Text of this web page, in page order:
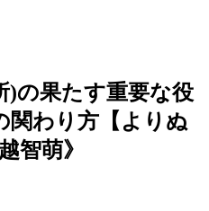
)の果たす重要な役
関わり方【よりぬ
智萌》